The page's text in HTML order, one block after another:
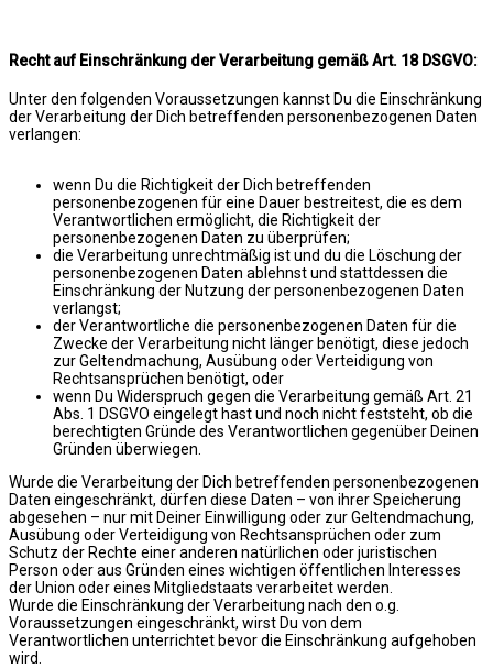
Recht auf Einschränkung der Verarbeitung gemäß Art. 18 DSGVO:
Unter den folgenden Voraussetzungen kannst Du die Einschränkung
der Verarbeitung der Dich betreffenden personenbezogenen Daten
verlangen:
wenn Du die Richtigkeit der Dich betreffenden
personenbezogenen für eine Dauer bestreitest, die es dem
Verantwortlichen ermöglicht, die Richtigkeit der
personenbezogenen Daten zu überprüfen;
die Verarbeitung unrechtmäßig ist und du die Löschung der
personenbezogenen Daten ablehnst und stattdessen die
Einschränkung der Nutzung der personenbezogenen Daten
verlangst;
der Verantwortliche die personenbezogenen Daten für die
Zwecke der Verarbeitung nicht länger benötigt, diese jedoch
zur Geltendmachung, Ausübung oder Verteidigung von
Rechtsansprüchen benötigt, oder
wenn Du Widerspruch gegen die Verarbeitung gemäß Art. 21
Abs. 1 DSGVO eingelegt hast und noch nicht feststeht, ob die
berechtigten Gründe des Verantwortlichen gegenüber Deinen
Gründen überwiegen.
Wurde die Verarbeitung der Dich betreffenden personenbezogenen
Daten eingeschränkt, dürfen diese Daten – von ihrer Speicherung
abgesehen – nur mit Deiner Einwilligung oder zur Geltendmachung,
Ausübung oder Verteidigung von Rechtsansprüchen oder zum
Schutz der Rechte einer anderen natürlichen oder juristischen
Person oder aus Gründen eines wichtigen öffentlichen Interesses
der Union oder eines Mitgliedstaats verarbeitet werden.
Wurde die Einschränkung der Verarbeitung nach den o.g.
Voraussetzungen eingeschränkt, wirst Du von dem
Verantwortlichen unterrichtet bevor die Einschränkung aufgehoben
wird.